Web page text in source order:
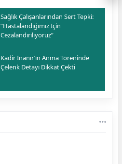
Sağlık Çalışanlarından Sert Tepki:
“Hastalandığımız İçin
Cezalandırılıyoruz”
Kadir İnanır’ın Anma Töreninde
Çelenk Detayı Dikkat Çekti